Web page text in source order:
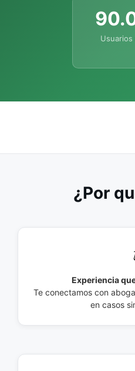
¿Por
Experiencia
Te conectamos con
en casos